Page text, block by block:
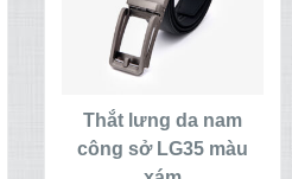
THÊM VÀO
GIỎ HÀNG
Thắt lưng da nam
công sở LG35 màu